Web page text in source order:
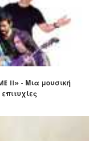
II» - Μια μουσική